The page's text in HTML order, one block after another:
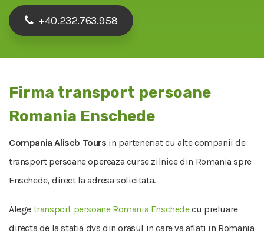
+40.232.763.958
Firma transport persoane
Romania Enschede
Compania Aliseb Tours in parteneriat cu alte companii de
transport persoane opereaza curse zilnice din Romania spre
Enschede, direct la adresa solicitata.
Alege transport persoane Romania Enschedecu preluare
directa de la statia dvs din orasul in care va aflati in Romania